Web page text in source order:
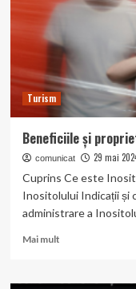
Să
Turism
Beneficiile și
comunicat 29 mai
Cuprins Ce este
Inositolului Indicații și
administrare a
Mai multRead
Beneficiile